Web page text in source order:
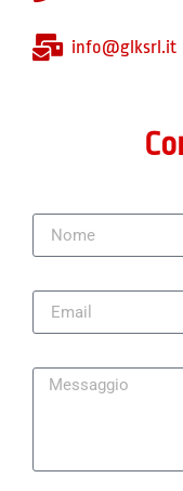
info@glksrl.it